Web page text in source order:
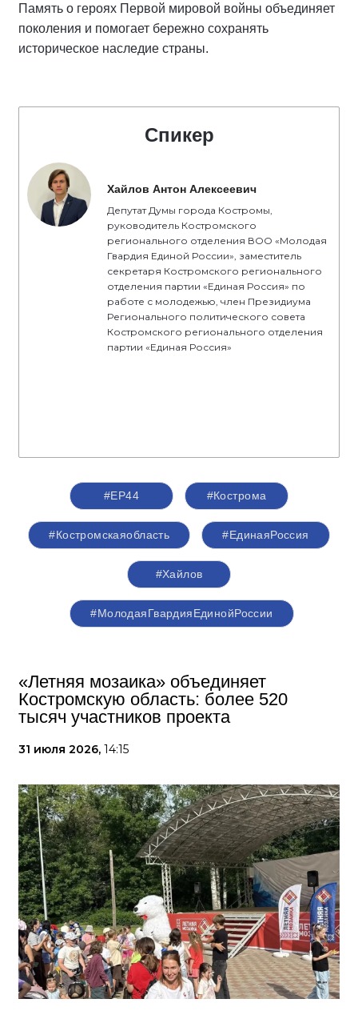
Память о героях Первой мировой войны объединяет
поколения и помогает бережно сохранять
историческое наследие страны.
Спикер
Хайлов Антон Алексеевич
Депутат Думы города Костромы,
руководитель Костромского
регионального отделения ВОО «Молодая
Гвардия Единой России», заместитель
секретаря Костромского регионального
отделения партии «Единая Россия» по
работе с молодежью, член Президиума
Регионального политического совета
Костромского регионального отделения
партии «Единая Россия»
#ЕР44 #Кострома
#Костромскаяобласть #‎ЕдинаяРоссия
#Хайлов
#МолодаяГвардияЕдинойРоссии
«Летняя мозаика» объединяет
Костромскую область: более 520
тысяч участников проекта
31 июля 2026, 14:15